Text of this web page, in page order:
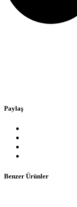
Paylaş
Benzer Ürünler